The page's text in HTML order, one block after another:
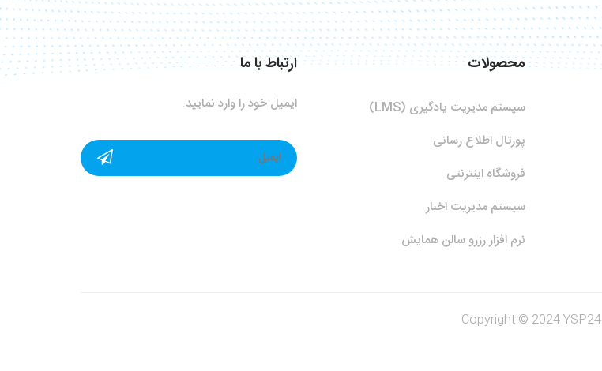
محصولات
سیستم مدیریت یادگیری (LMS)
پورتال اطلاع رسانی
فروشگاه اینترنتی
سیستم مدیریت اخبار
نرم افزار رزرو سالن همایش
ارتباط با ما
ایمیل خود را وارد نمایید.
Copyright © 2024 YSP24